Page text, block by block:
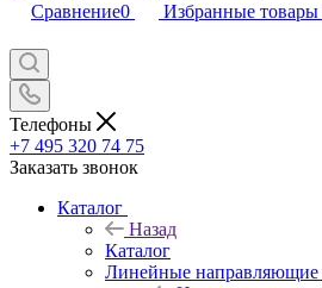
Сравнение0 Избранные товары
Телефоны
+7 495 320 74 75
Заказать звонок
Каталог
Назад
Каталог
Линейные направляющие